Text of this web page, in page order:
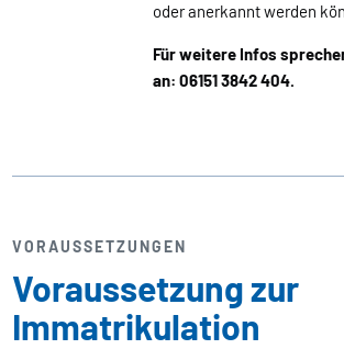
oder anerkannt werden
Für weitere Infos
an: 06151 3842 404.
VORAUSSETZUNGEN
Voraussetzung zur
Immatrikulation